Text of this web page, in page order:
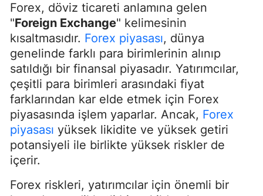
Forex, döviz ticareti anlamına gelen
"Foreign Exchange" kelimesinin
kısaltmasıdır. Forex piyasası, dünya
genelinde farklı para birimlerinin alınıp
satıldığı bir finansal piyasadır. Yatırımcılar,
çeşitli para birimleri arasındaki fiyat
farklarından kar elde etmek için Forex
piyasasında işlem yaparlar. Ancak, Forex
piyasası yüksek likidite ve yüksek getiri
potansiyeli ile birlikte yüksek riskler de
içerir.
Forex riskleri, yatırımcılar için önemli bir